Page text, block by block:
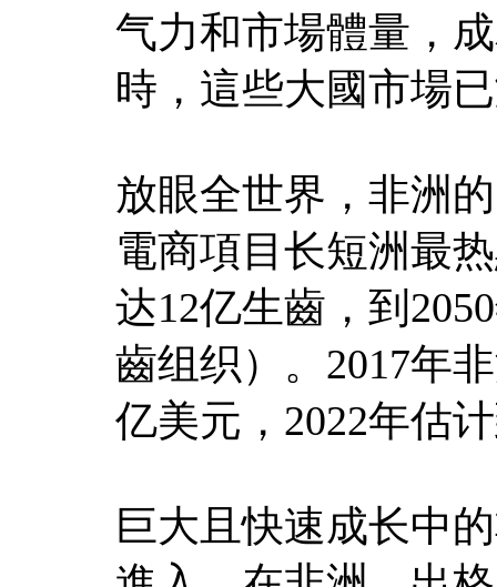
气力和市場體量，
時，這些大國市場
放眼全世界，非洲
電商項目长短洲最
达12亿生齒，到
齒组织）。2017年
亿美元，2022年估
巨大且快速成长中